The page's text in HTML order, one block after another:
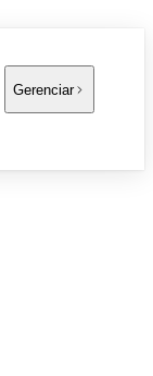
Gerenciar